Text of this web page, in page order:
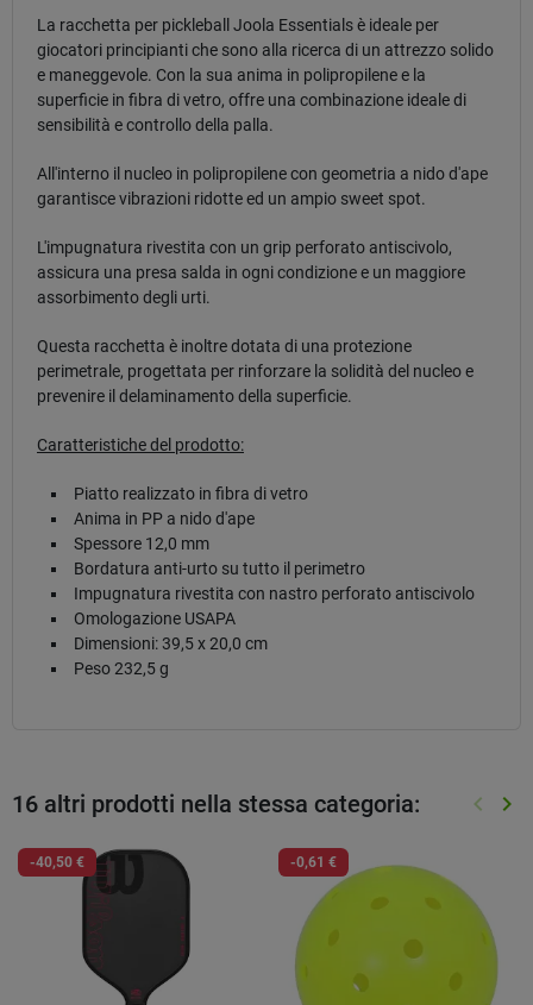
La racchetta per pickleball Joola Essentials è ideale per
giocatori principianti che sono alla ricerca di un attrezzo solido
e maneggevole. Con la sua anima in polipropilene e la
superficie in fibra di vetro, offre una combinazione ideale di
sensibilità e controllo della palla.
All'interno il nucleo in polipropilene con geometria a nido d'ape
garantisce vibrazioni ridotte ed un ampio sweet spot.
L'impugnatura rivestita con un grip perforato antiscivolo,
assicura una presa salda in ogni condizione e un maggiore
assorbimento degli urti.
Questa racchetta è inoltre dotata di una protezione
perimetrale, progettata per rinforzare la solidità del nucleo e
prevenire il delaminamento della superficie.
Caratteristiche del prodotto:
Piatto realizzato in fibra di vetro
Anima in PP a nido d'ape
Spessore 12,0 mm
Bordatura anti-urto su tutto il perimetro
Impugnatura rivestita con nastro perforato antiscivolo
Omologazione USAPA
Dimensioni: 39,5 x 20,0 cm
Peso 232,5 g
16 altri prodotti nella stessa categoria: keyboard_arrow_left keyboard_arrow_right
-40,50 € -0,61 €